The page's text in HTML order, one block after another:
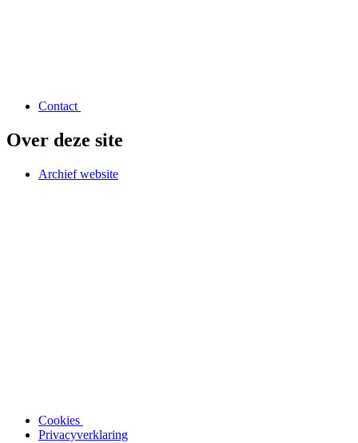
Contact
Over deze site
Archief website
Cookies
Privacyverklaring